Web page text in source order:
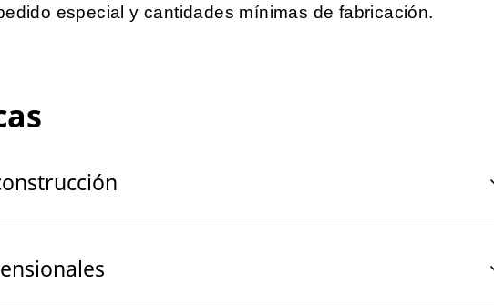
especial y cantidades mínimas de fabricación.